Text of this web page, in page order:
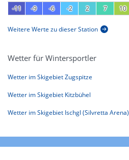
-11 -9 -6 -2 2 7 10
Weitere Werte zu dieser Station
Wetter für Wintersportler
Wetter im Skigebiet Zugspitze
Wetter im Skigebiet Kitzbühel
Wetter im Skigebiet Ischgl (Silvretta Arena)